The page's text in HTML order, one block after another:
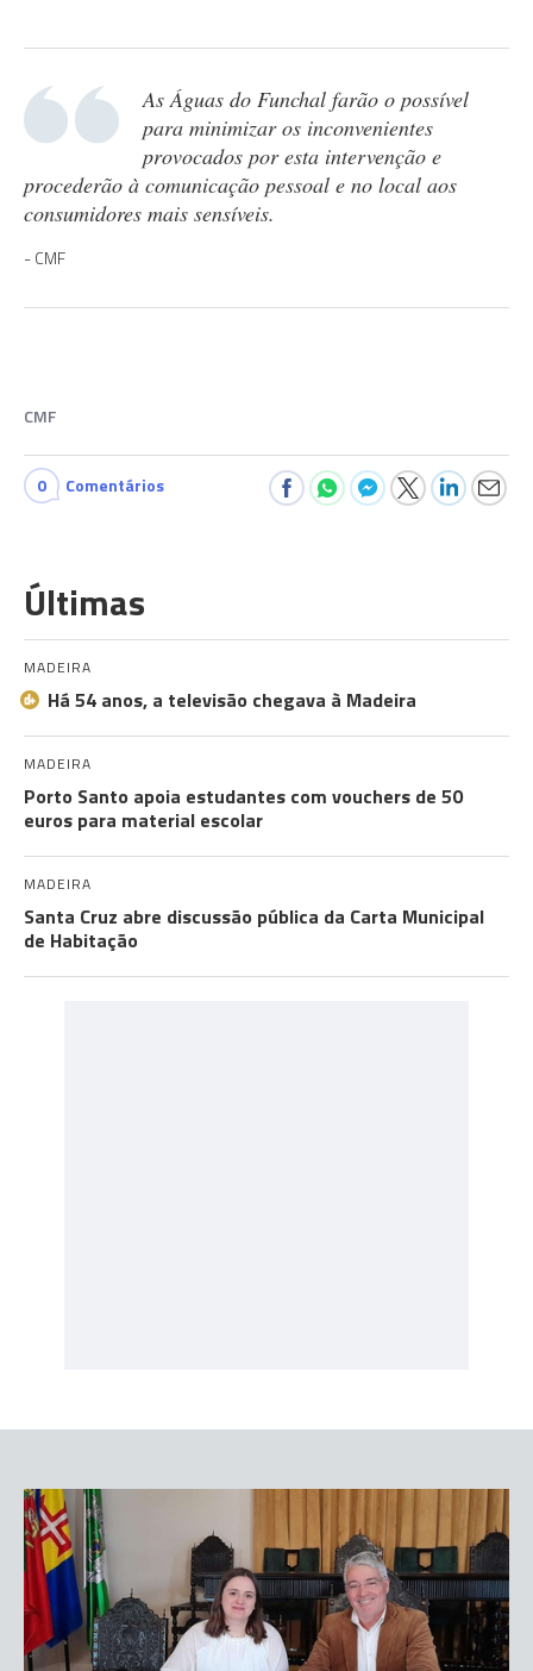
As Águas do Funchal farão o possível
para minimizar os inconvenientes
provocados por esta intervenção e
procederão à comunicação pessoal e no local aos
consumidores mais sensíveis.
CMF
CMF
0 Comentários
Últimas
MADEIRA
Há 54 anos, a televisão chegava à Madeira
MADEIRA
Porto Santo apoia estudantes com vouchers de 50
euros para material escolar
MADEIRA
Santa Cruz abre discussão pública da Carta Municipal
de Habitação